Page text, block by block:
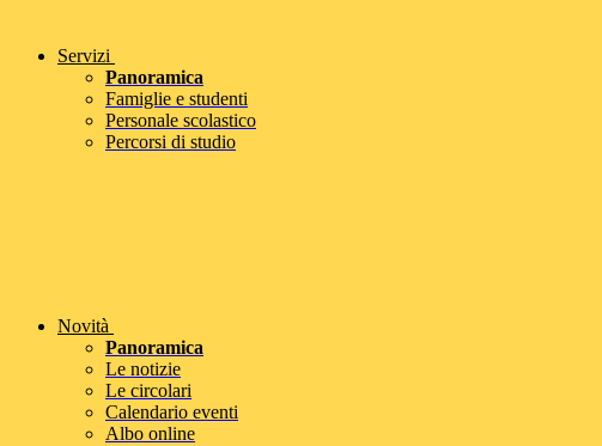
Servizi
Panoramica
Famiglie e studenti
Personale scolastico
Percorsi di studio
Novità
Panoramica
Le notizie
Le circolari
Calendario eventi
Albo online